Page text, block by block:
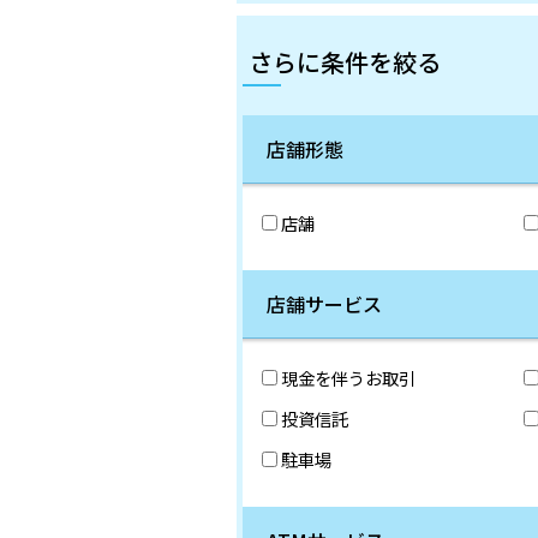
さらに条件を絞る
店舗形態
店舗
店舗サービス
現金を伴うお取引
投資信託
駐車場